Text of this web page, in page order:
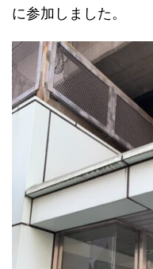
に参加しました。